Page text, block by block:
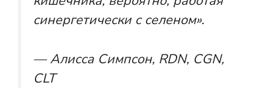
синергетически с селеном».
— Алисса Симпсон, RDN, CGN,
CLT